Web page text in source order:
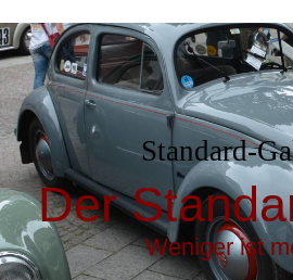
Standard-
Der
Weniger ist